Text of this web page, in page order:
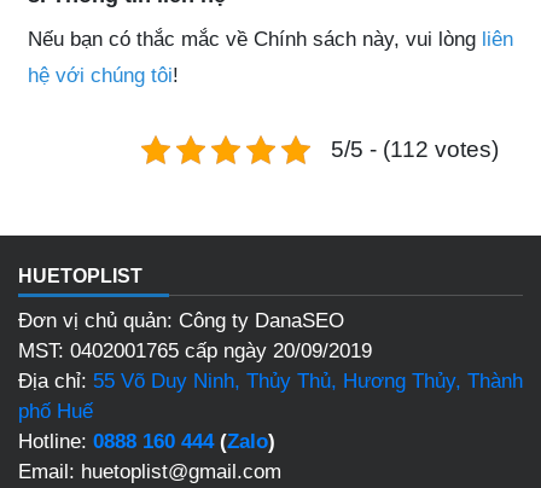
Nếu bạn có thắc mắc về Chính sách này, vui lòng liên
hệ với chúng tôi!
5/5 - (112 votes)
HUETOPLIST
Đơn vị chủ quản: Công ty DanaSEO
MST: 0402001765 cấp ngày 20/09/2019
Địa chỉ: 55 Võ Duy Ninh, Thủy Thủ, Hương Thủy, Thành
phố Huế
Hotline: 0888 160 444(Zalo)
Email: huetoplist@gmail.com